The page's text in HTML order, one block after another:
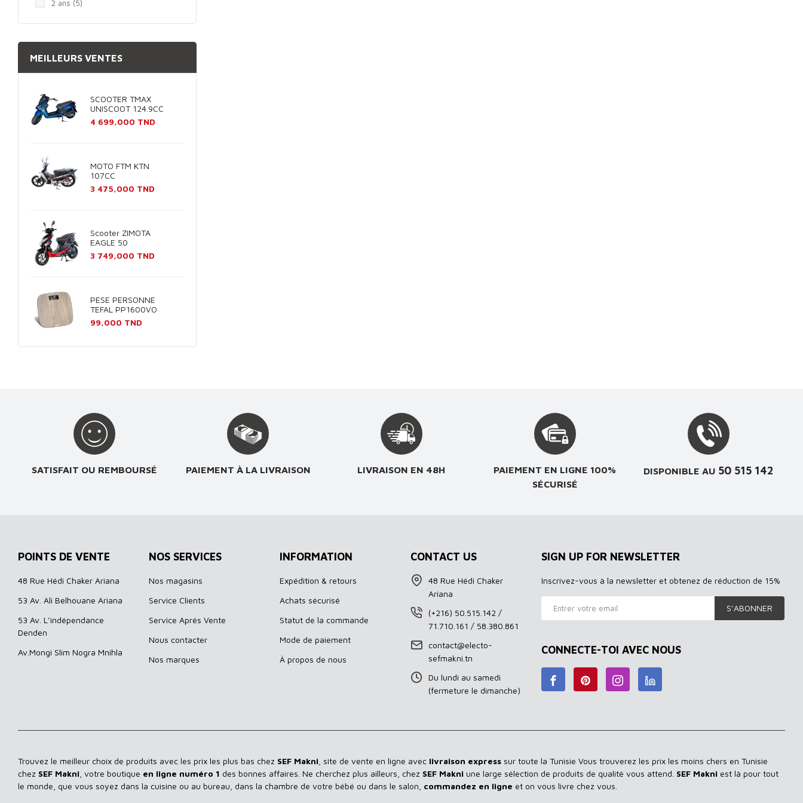
2 ans (5)
MEILLEURS VENTES
SCOOTER TMAX
UNISCOOT 124.9CC
Prix
4 699,000 TND
MOTO FTM KTN
107CC
Prix
3 475,000 TND
Scooter ZIMOTA
EAGLE 50
Prix
3 749,000 TND
PESE PERSONNE
TEFAL PP1600VO
Prix
99,000 TND
SATISFAIT OU REMBOURSÉ PAIEMENT À LA LIVRAISON LIVRAISON EN 48H
PAIEMENT EN LIGNE 100%
SÉCURISÉ
DISPONIBLE AU 50 515 142
POINTS DE VENTE
48 Rue Hédi Chaker Ariana
53 Av. Ali Belhouane Ariana
53 Av. L’indépendance
Denden
Av.Mongi Slim Nogra Mnihla
NOS SERVICES
Nos magasins
Service Clients
Service Aprés Vente
Nous contacter
Nos marques
INFORMATION
Expédition & retours
Achats sécurisé
Statut de la commande
Mode de paiement
À propos de nous
CONTACT US
48 Rue Hédi Chaker
Ariana
(+216) 50.515.142 /
71.710.161 / 58.380.861
contact@electo-
sefmakni.tn
Du lundi au samedi
(fermeture le dimanche)
SIGN UP FOR NEWSLETTER
Inscrivez-vous à la newsletter et obtenez de réduction de 15%
S’ABONNER
CONNECTE-TOI AVEC NOUS
Trouvez le meilleur choix de produits avec les prix les plus bas chez SEF Makni , site de vente en ligne avec livraison express sur toute la Tunisie Vous trouverez les prix les moins chers en Tunisie
chez SEF Makni , votre boutique en ligne numéro 1 des bonnes affaires. Ne cherchez plus ailleurs, chez SEF Makni une large sélection de produits de qualité vous attend. SEF Makni est là pour tout
le monde, que vous soyez dans la cuisine ou au bureau, dans la chambre de votre bébé ou dans le salon, commandez en ligne et on vous livre chez vous.